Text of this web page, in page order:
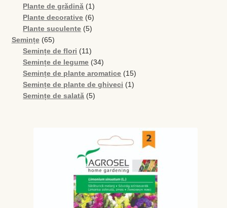
produse
Plante de grădină 11
produs
Plante decorative 66
produse
Plante suculente 55
Semințe 6565
de
produse
Semințe de flori 1111
produse
Semințe de legume 3434
de
produse
Semințe de plante aromatice 1515
produse
Semințe de plante de ghiveci 11
Semințe de salată 55